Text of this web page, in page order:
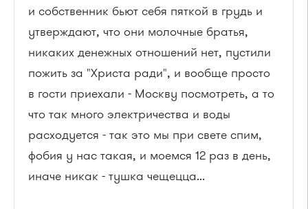
и собственник бьют себя пяткой в грудь и
утверждают, что они молочные братья,
никаких денежных отношений нет, пустили
пожить за "Христа ради", и вообще просто
в гости приехали - Москву посмотреть, а то
что так много электричества и воды
расходуется - так это мы при свете спим,
фобия у нас такая, и моемся 12 раз в день,
иначе никак - тушка чещецца...